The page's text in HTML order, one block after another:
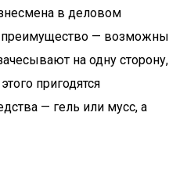
в деловом
преимущество — возможны
на одну сторону,
пригодятся
— гель или мусс, а